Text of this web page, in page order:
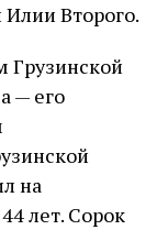
Второго.
Грузинской
— его
на
лет. Сорок